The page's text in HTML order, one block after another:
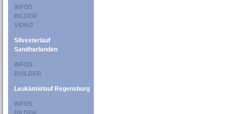
INFOS
BILDER
VIDEO
Silvesterlauf
Sandharlanden
INFOS
BUILDER
Leukämielauf Regensburg
INFOS